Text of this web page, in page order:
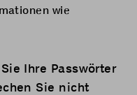
wie
Ihre Passwörter
Sie nicht